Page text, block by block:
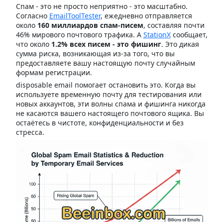
Спам - это не просто неприятно - это масштабно.
Согласно EmailToolTester, ежедневно отправляется
около 160 миллиардов спам-писем, составляя почти
46% мирового почтового трафика. А StationXсообщает,
что около 1.2% всех писем - это фишинг. Это дикая
сумма риска, возникающая из-за того, что вы
предоставляете вашу настоящую почту случайным
формам регистрации.
disposable email помогает остановить это. Когда вы
используете временную почту для тестирования или
новых аккаунтов, эти волны спама и фишинга никогда
не касаются вашего настоящего почтового ящика. Вы
остаётесь в чистоте, конфиденциальности и без
стресса.